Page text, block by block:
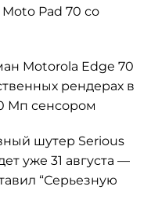
Pad 70 со
Motorola Edge 70
рендерах в
Мп сенсором
шутер Serious
уже 31 августа —
“Серьезную